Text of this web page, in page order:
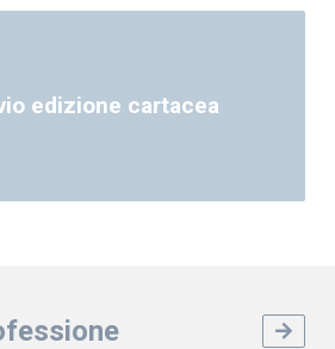
edizione cartacea